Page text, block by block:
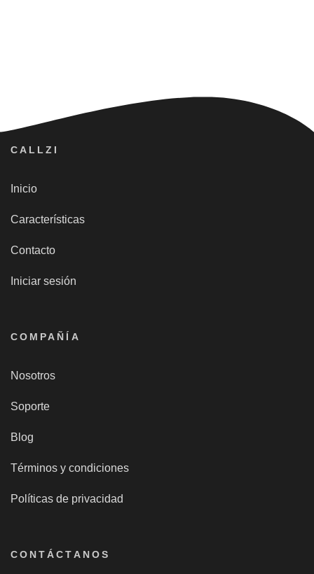
CALLZI
Inicio
Características
Contacto
Iniciar sesión
COMPAÑÍA
Nosotros
Soporte
Blog
Términos y condiciones
Políticas de privacidad
CONTÁCTANOS